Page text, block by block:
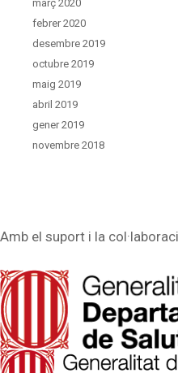
març 2020
febrer 2020
desembre 2019
octubre 2019
maig 2019
abril 2019
gener 2019
novembre 2018
Amb el suport i la